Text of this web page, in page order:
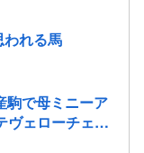
われる馬
駒で母ミニーア
ヴェローチェの